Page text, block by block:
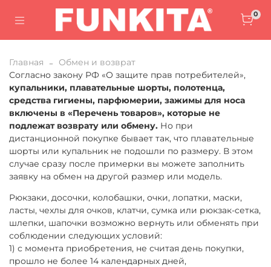
0
Главная
Обмен и возврат
Согласно закону РФ «О защите прав потребителей»,
купальники, плавательные шорты, полотенца,
средства гигиены, парфюмерии, зажимы для носа
включены в «Перечень товаров», которые не
подлежат возврату или обмену. Но при
дистанционной покупке бывает так, что плавательные
шорты или купальник не подошли по размеру. В этом
случае сразу после примерки вы можете заполнить
заявку на обмен на другой размер или модель.
Рюкзаки, досочки, колобашки, очки, лопатки, маски,
ласты, чехлы для очков, клатчи, сумка или рюкзак-сетка,
шлепки, шапочки возможно вернуть или обменять при
соблюдении следующих условий:
1) с момента приобретения, не считая день покупки,
прошло не более 14 календарных дней,